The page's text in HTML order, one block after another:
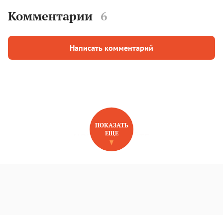
Комментарии 6
Написать комментарий
НОВОЕ НА САЙТЕ
ПОКАЗАТЬ
ЕЩЕ